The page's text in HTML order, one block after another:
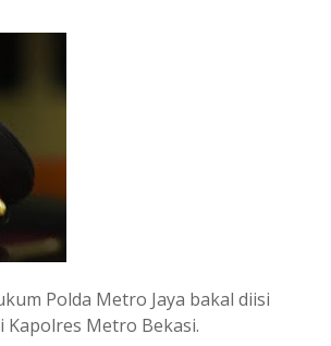
Polda Metro Jaya bakal diisi
Kapolres Metro Bekasi.